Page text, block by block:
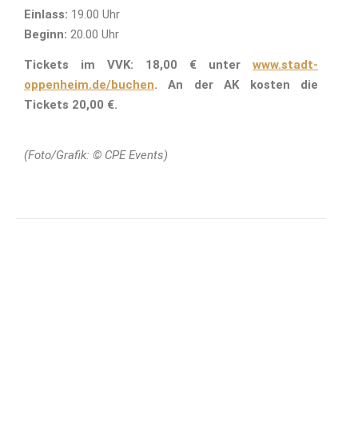
Einlass: 19.00 Uhr
Beginn: 20.00 Uhr
Tickets im VVK: 18,00 € unter www.stadt-
oppenheim.de/buchen. An der AK kosten die
Tickets 20,00 €.
(Foto/Grafik: © CPE Events)